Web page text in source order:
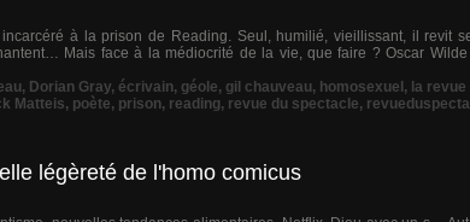
à la prison de Reading. Seul, humilié, vieillissant, il revit
Mais face à la médiocrité de la vie, que faire ? Oscar Wilde
, Dorian Gray, écrivain, géole, gil chauveau, homosexuel , la
Matteis, poète, prison, reading, revue du spectacle,
légèreté de l'homo comicus